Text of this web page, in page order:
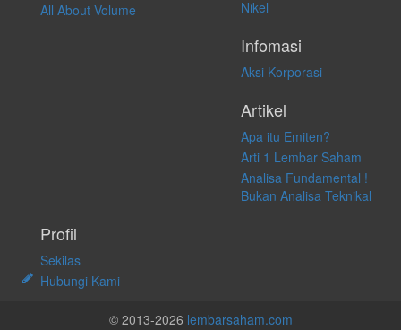
All About Volume
Nikel
Infomasi
Aksi Korporasi
Artikel
Apa itu Emiten?
Arti 1 Lembar Saham
Analisa Fundamental !
Bukan Analisa Teknikal
Profil
Sekilas
Hubungi Kami
© 2013-2026 lembarsaham.com